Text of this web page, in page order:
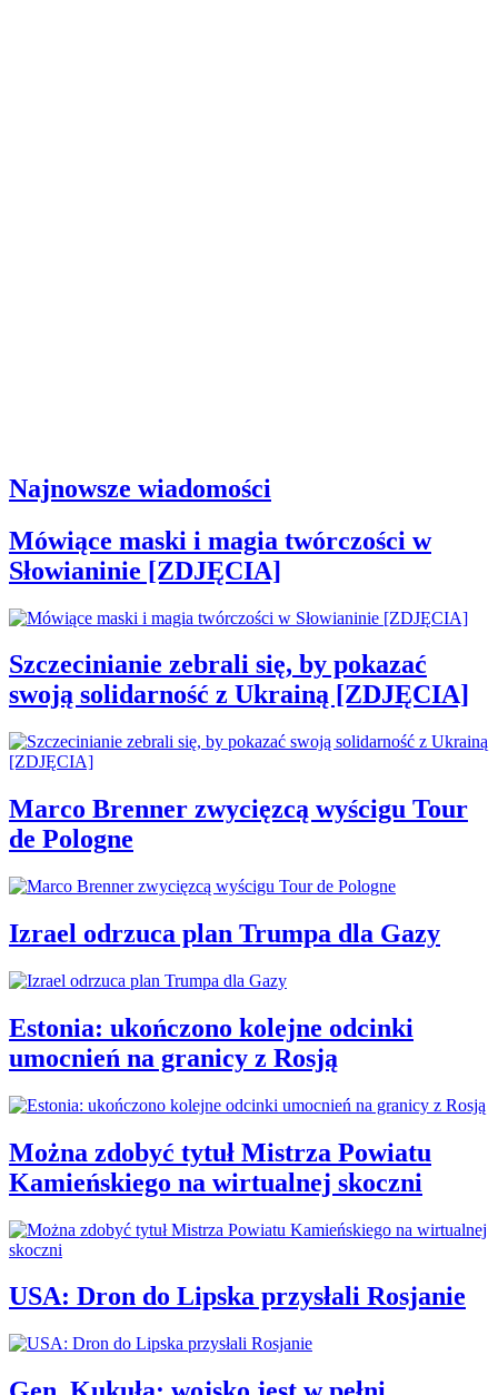
Najnowsze wiadomości
Mówiące maski i magia twórczości w
Słowianinie [ZDJĘCIA]
Szczecinianie zebrali się, by pokazać
swoją solidarność z Ukrainą [ZDJĘCIA]
Marco Brenner zwycięzcą wyścigu Tour
de Pologne
Izrael odrzuca plan Trumpa dla Gazy
Estonia: ukończono kolejne odcinki
umocnień na granicy z Rosją
Można zdobyć tytuł Mistrza Powiatu
Kamieńskiego na wirtualnej skoczni
USA: Dron do Lipska przysłali Rosjanie